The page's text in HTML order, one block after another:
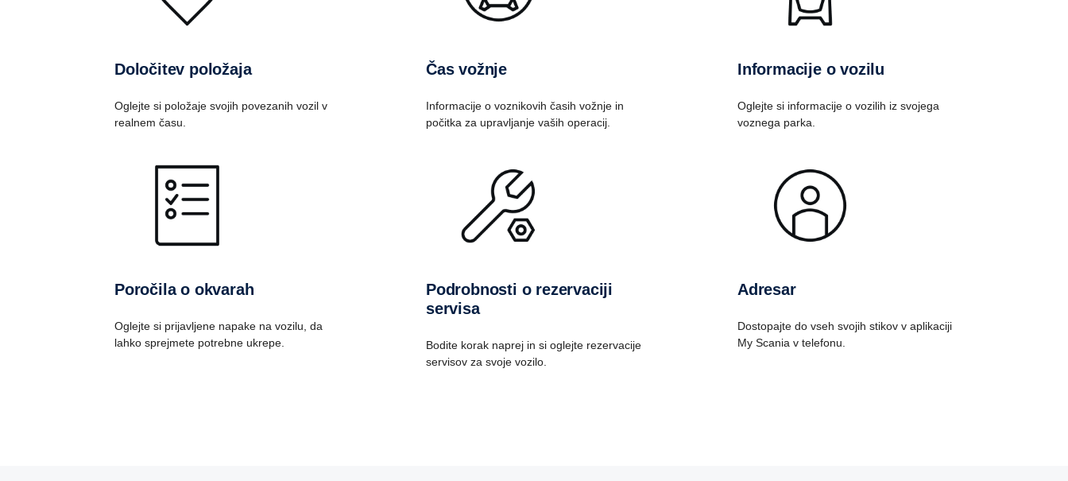
Določitev položaja
Oglejte si položaje svojih povezanih vozil v
realnem času.
Čas vožnje
Informacije o voznikovih časih vožnje in
počitka za upravljanje vaših operacij.
Informacije o vozilu
Oglejte si informacije o vozilih iz svojega
voznega parka.
Poročila o okvarah
Oglejte si prijavljene napake na vozilu, da
lahko sprejmete potrebne ukrepe.
Podrobnosti o rezervaciji
servisa
Bodite korak naprej in si oglejte rezervacije
servisov za svoje vozilo.
Adresar
Dostopajte do vseh svojih stikov v aplikaciji
My Scania v telefonu.